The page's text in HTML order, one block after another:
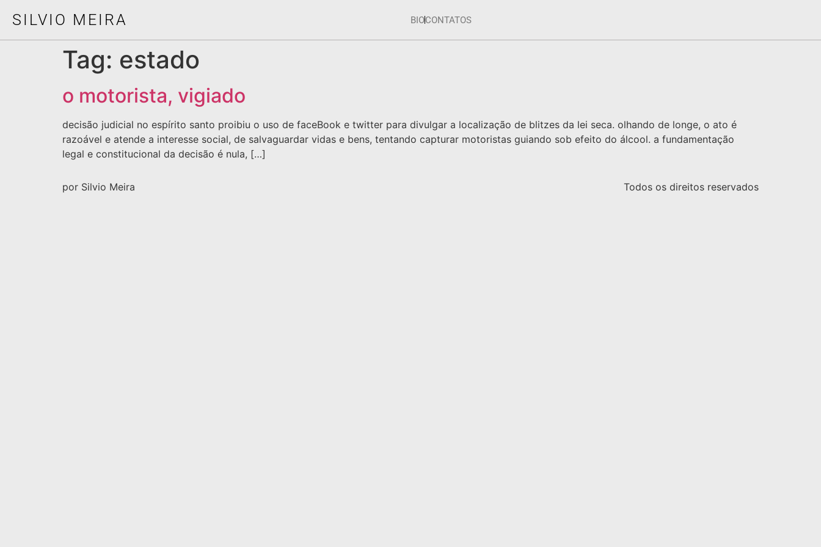
SILVIO MEIRA BIOCONTATOS
Tag: estado
o motorista, vigiado
decisão judicial no espírito santo proibiu o uso de faceBook e twitter para divulgar a localização de blitzes da lei seca. olhando de longe, o ato é
razoável e atende a interesse social, de salvaguardar vidas e bens, tentando capturar motoristas guiando sob efeito do álcool. a fundamentação
legal e constitucional da decisão é nula, […]
por Silvio Meira Todos os direitos reservados